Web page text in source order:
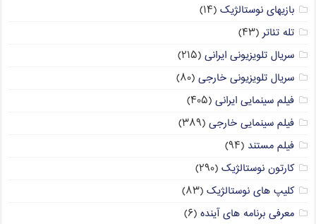
بازیهای نوستالژیک (۱۴)
تله تئاتر (۴۳)
سریال تلویزیونی ایرانی (۲۱۵)
سریال تلویزیونی خارجی (۸۰)
فیلم سینمایی ایرانی (۴۰۵)
فیلم سینمایی خارجی (۳۸۹)
فیلم مستند (۹۴)
کارتون نوستالژیک (۲۹۰)
کلیپ های نوستالژیک (۸۳)
معرفی برنامه های آینده (۶)